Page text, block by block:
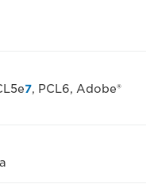
7, PCL6, Adobe®